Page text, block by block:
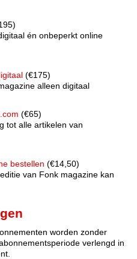
én onbeperkt online
(€175)
alleen digitaal
(€65)
tot alle artikelen van
bestellen (€14,50)
van Fonk magazine kan
worden zonder
verlengd in